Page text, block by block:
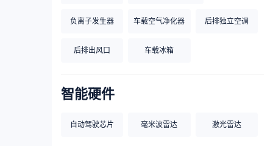
负离子发生器 车载空气净化器 后排独立空调
后排出风口 车载冰箱
智能硬件
自动驾驶芯片 毫米波雷达 激光雷达